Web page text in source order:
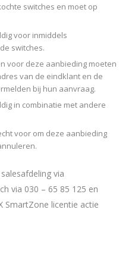
switches en moet op
voor inmiddels
switches.
voor deze aanbieding moeten
van de eindklant en de
bij hun aanvraag.
in combinatie met andere
voor om deze aanbieding
via
via 030 – 65 85 125 en
SmartZone licentie actie